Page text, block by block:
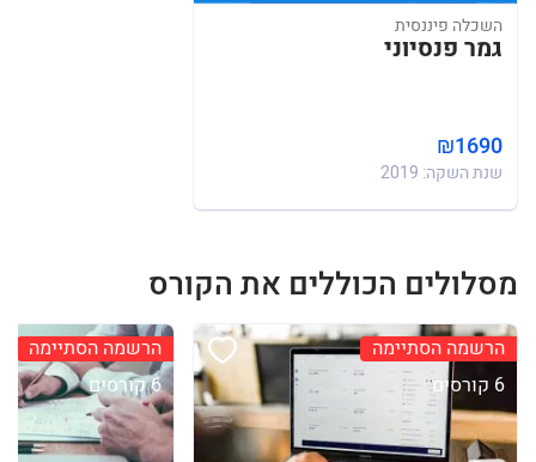
השכלה פיננסית
גמר פנסיוני
₪1690
שנת השקה: 2019
מסלולים הכוללים את הקורס
הרשמה הסתיימה
6 קורסים
הרשמה הסתיימה
6 קורסים